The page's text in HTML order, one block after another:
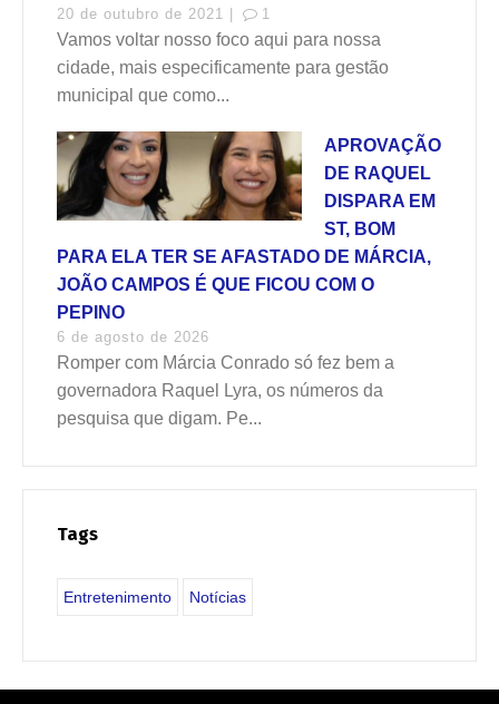
20 de outubro de 2021 | 1
Vamos voltar nosso foco aqui para nossa
cidade, mais especificamente para gestão
municipal que como...
APROVAÇÃO
DE RAQUEL
DISPARA EM
ST, BOM
PARA ELA TER SE AFASTADO DE MÁRCIA,
JOÃO CAMPOS É QUE FICOU COM O
PEPINO
6 de agosto de 2026
Romper com Márcia Conrado só fez bem a
governadora Raquel Lyra, os números da
pesquisa que digam. Pe...
Tags
Entretenimento Notícias